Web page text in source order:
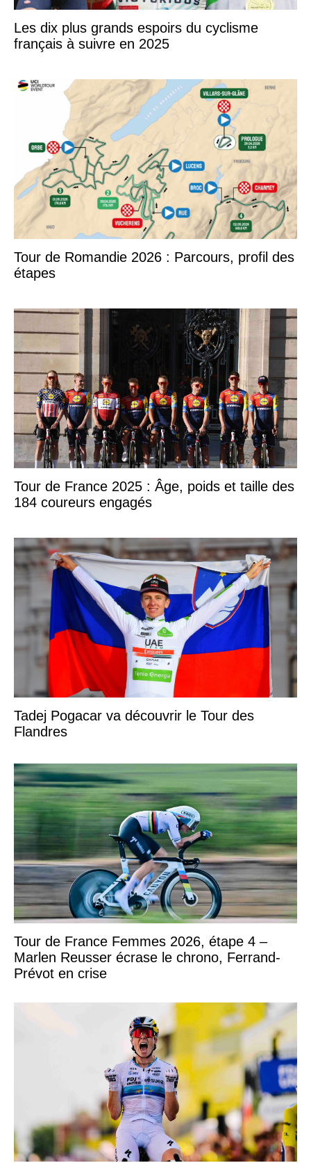
Les dix plus grands espoirs du cyclisme
français à suivre en 2025
Tour de Romandie 2026 : Parcours, profil des
étapes
Tour de France 2025 : Âge, poids et taille des
184 coureurs engagés
Tadej Pogacar va découvrir le Tour des
Flandres
Tour de France Femmes 2026, étape 4 –
Marlen Reusser écrase le chrono, Ferrand-
Prévot en crise